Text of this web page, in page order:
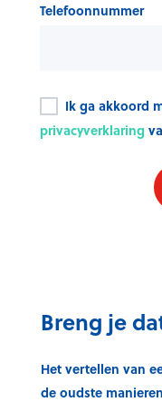
Telefoonnummer
Ik ga akkoord
privacyverklaring
Breng je
Het vertellen van
de oudste